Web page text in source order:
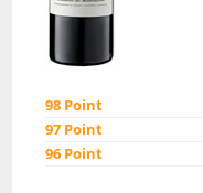
98 Point
97 Point
96 Point